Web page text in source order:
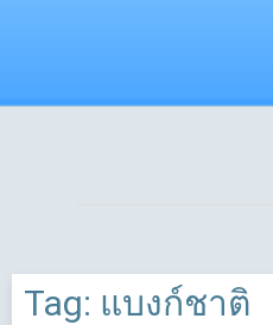
Tag: แบงก์ชาติ